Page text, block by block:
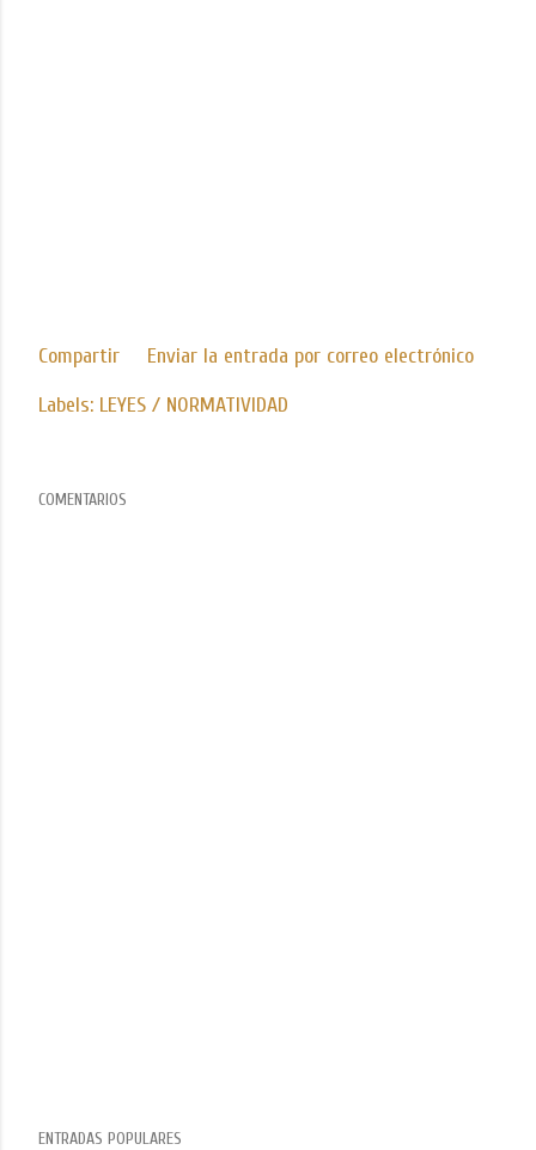
Compartir
Enviar la entrada por correo electrónico
Labels: LEYES / NORMATIVIDAD
COMENTARIOS
ENTRADAS POPULARES